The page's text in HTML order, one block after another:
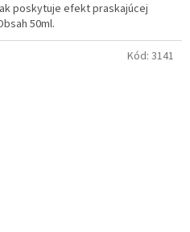
poskytuje efekt praskajúcej
50ml.
Kód: 3141